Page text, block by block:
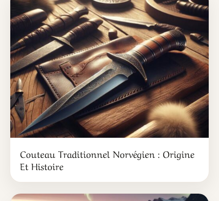
Couteau Traditionnel Norvégien : Origine
Et Histoire